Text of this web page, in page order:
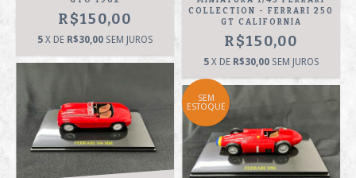
R$150,00
5 X DE R$30,00 SEM JUROS
COLLECTION - FERRARI 250
GT CALIFORNIA
R$150,00
5 X DE R$30,00 SEM JUROS
SEM
ESTOQUE